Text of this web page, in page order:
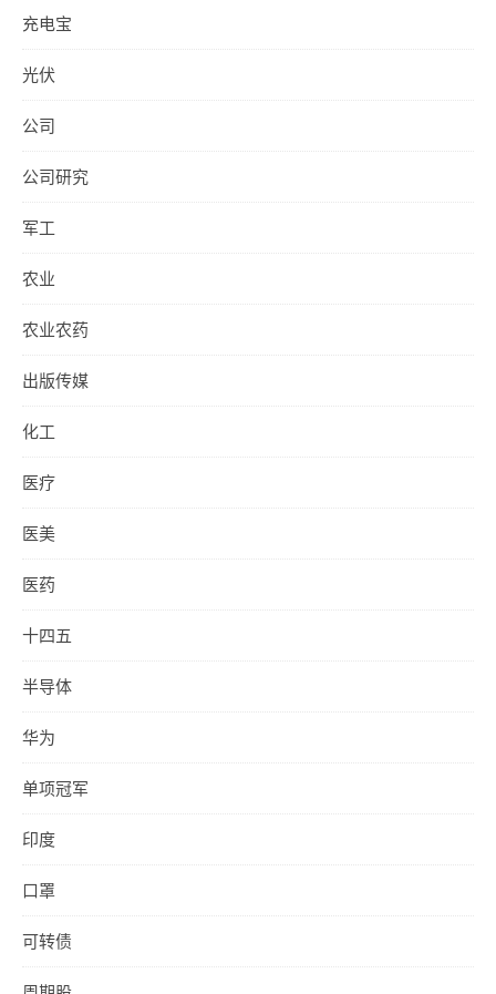
充电宝
光伏
公司
公司研究
军工
农业
农业农药
出版传媒
化工
医疗
医美
医药
十四五
半导体
华为
单项冠军
印度
口罩
可转债